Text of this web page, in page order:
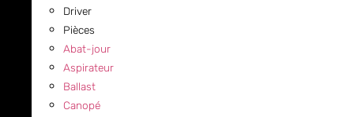
Driver
Pièces
Abat-jour
Aspirateur
Ballast
Canopé